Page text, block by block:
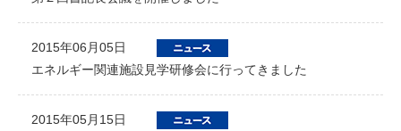
2015年06月05日
エネルギー関連施設見学研修会に行ってきました
2015年05月15日